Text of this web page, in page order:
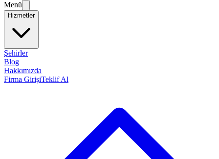
Menü
Hizmetler
Şehirler
Blog
Hakkımızda
Firma GirişiTeklif Al